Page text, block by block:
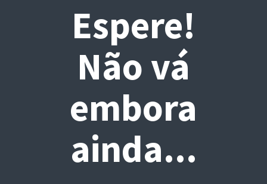
Espere!
Não vá
embora
ainda...